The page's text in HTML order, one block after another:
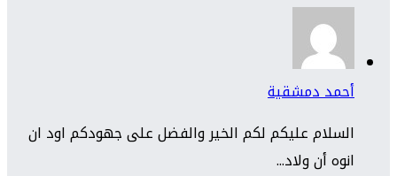
أحمد دمشقية
السلام عليكم لكم الخير والفضل على جهودكم اود ان
انوه أن ولاد...